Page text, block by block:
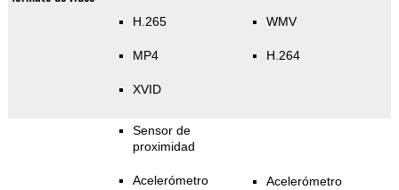
H.265
MP4
XVID
WMV
H.264
Sensor de
proximidad
Acelerómetro Acelerómetro